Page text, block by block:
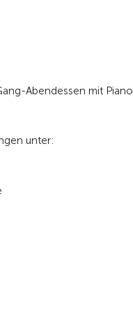
Abendessen mit
unter: